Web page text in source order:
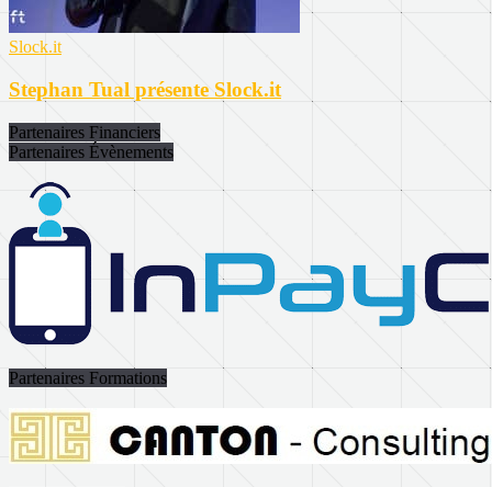
Slock.it
Stephan Tual présente Slock.it
Partenaires Financiers
Partenaires Évènements
Partenaires Formations